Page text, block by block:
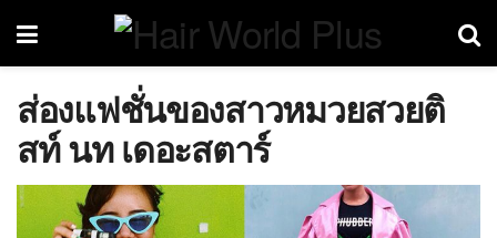
ส่องแฟชั่นของสาวหมวยสวยติ
สท์ นท เดอะสตาร์